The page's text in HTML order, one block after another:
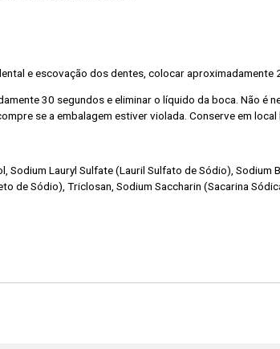
e escovação dos dentes, colocar
30 segundos e eliminar o líquido da boca. Não é
se a embalagem estiver violada.Conserve em
Sodium Lauryl Sulfate (Lauril Sulfato de Sódio),
de Sódio), Triclosan, Sodium Saccharin (Sacarina